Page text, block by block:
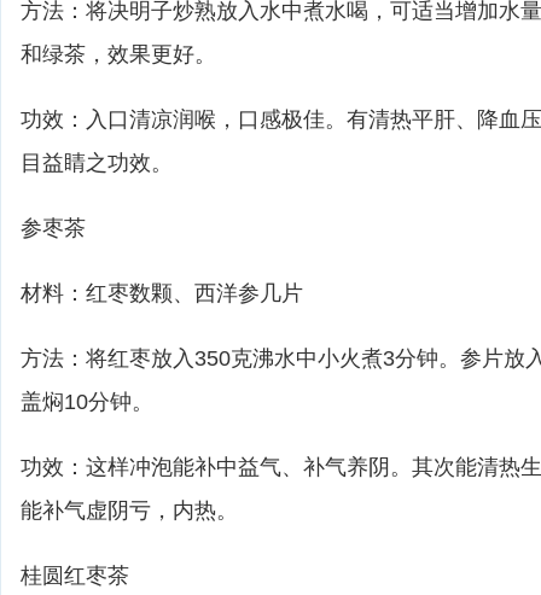
方法：将决明子炒熟放入水中煮水喝，可适当增加水
和绿茶，效果更好。
功效：入口清凉润喉，口感极佳。有清热平肝、降血
目益睛之功效。
参枣茶
材料：红枣数颗、西洋参几片
方法：将红枣放入350克沸水中小火煮3分钟。参片放
盖焖10分钟。
功效：这样冲泡能补中益气、补气养阴。其次能清热
能补气虚阴亏，内热。
桂圆红枣茶